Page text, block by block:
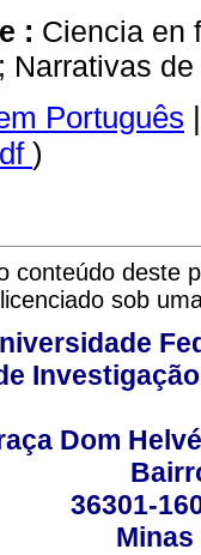
: Ciencia en
Narrativas
Português |
)
conteúdo deste
licenciado sob
Dom
36301-